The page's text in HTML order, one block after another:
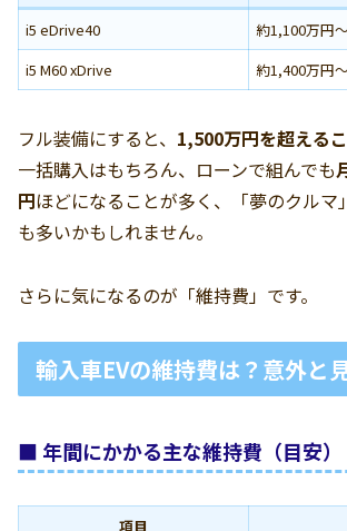
i5 eDrive40
約1,100万円〜
i5 M60 xDrive
約1,400万円〜
フル装備にすると、 1,500万円を超える
一括購入はもちろん、ローンで組んでも
円ほどになることが多く、「夢のクルマ
も多いかもしれません。
さらに気になるのが「維持費」です。
輸入車EVの維持費は？意外と
■ 年間にかかる主な維持費（目安）
項目